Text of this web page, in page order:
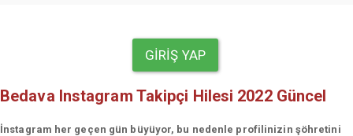
GIRIŞ YAP
Bedava Instagram Takipçi Hilesi 2022 Güncel
İnstagram her geçen gün büyüyor, bu nedenle profilinizin şöhretini